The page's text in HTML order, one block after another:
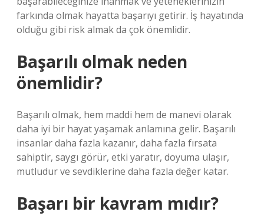
farkında olmak hayatta başarıyı getirir. İş hayatında
olduğu gibi risk almak da çok önemlidir.
Başarılı olmak neden
önemlidir?
Başarılı olmak, hem maddi hem de manevi olarak
daha iyi bir hayat yaşamak anlamına gelir. Başarılı
insanlar daha fazla kazanır, daha fazla fırsata
sahiptir, saygı görür, etki yaratır, doyuma ulaşır,
mutludur ve sevdiklerine daha fazla değer katar.
Başarı bir kavram mıdır?